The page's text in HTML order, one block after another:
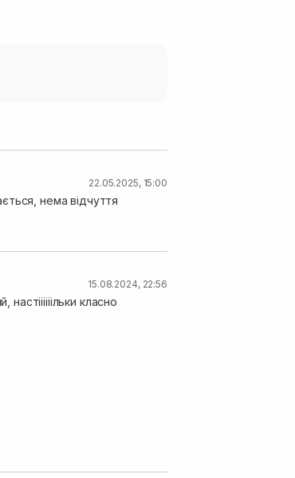
22.05.2025, 15:00
нема відчуття
15.08.2024, 22:56
класно